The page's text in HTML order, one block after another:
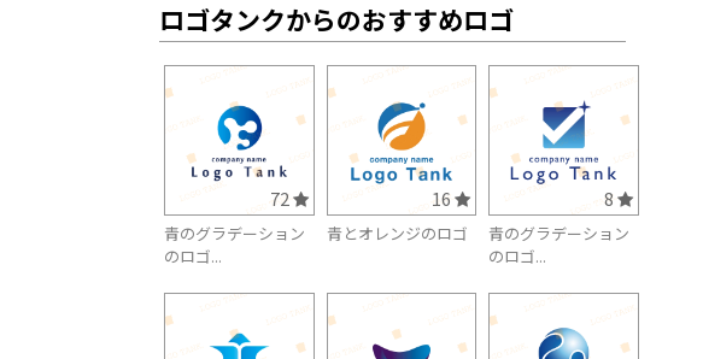
ロゴタンクからのおすすめロゴ
72
青のグラデーション
のロゴ...
16
青とオレンジのロゴ
8
青のグラデーション
のロゴ...